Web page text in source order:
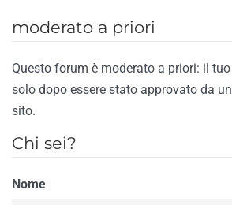
moderato a priori
Questo forum è moderato a priori: il
solo dopo essere stato approvato da
sito.
Chi sei?
Nome